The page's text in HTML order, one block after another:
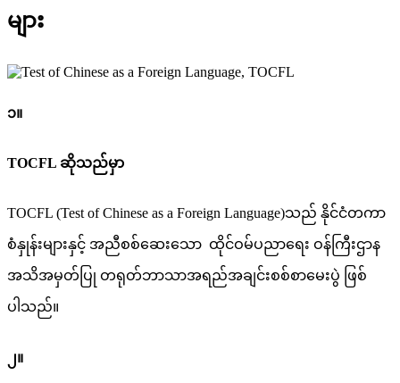
များ
၁။
TOCFL ဆိုသည်မှာ
TOCFL (Test of Chinese as a Foreign Language)သည် နိုင်ငံတကာ
စံနှုန်းများနှင့် အညီစစ်ဆေးသော ထိုင်ဝမ်ပညာရေး ဝန်ကြီးဌာန
အသိအမှတ်ပြု တရုတ်ဘာသာအရည်အချင်းစစ်စာမေးပွဲ ဖြစ်
ပါသည်။
၂။